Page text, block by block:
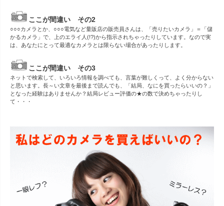
ここが間違い その2
○○○カメラとか、○○○電気など量販店の販売員さんは、「売りたいカメラ」＝「儲
かるカメラ」で、上のエライ人(!?)から指示されちゃったりしています。なので実
は、あなたにとって最適なカメラとは限らない場合があったりします。
ここが間違い その3
ネットで検索して、いろいろ情報を調べても、言葉が難しくって、よく分からない
と思います。長～い文章を最後まで読んでも、「結局、なにを買ったらいいの？」
となった経験はありませんか？結局レビュー評価の★の数で決めちゃったりし
て・・・